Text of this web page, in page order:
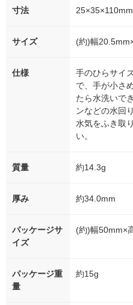
寸法 25×35×110mm
サイズ (約)幅
仕様
手のひらサイ
で、手が小さ
たら水洗いで
ンなどの水回
水気をふき取
い。
質量 約14.3g
厚み 約34.0mm
パッケージサ
イズ
(約)幅50mm×
パッケージ重
量
約15g